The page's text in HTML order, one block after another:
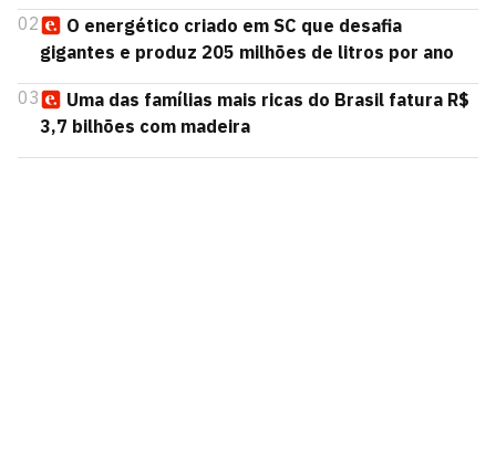
02
O energético criado em SC que desafia
gigantes e produz 205 milhões de litros por ano
03
Uma das famílias mais ricas do Brasil fatura R$
3,7 bilhões com madeira